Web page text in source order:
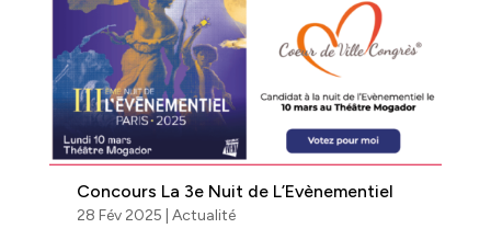
Concours La 3e Nuit de L’Evènementiel
28 Fév 2025 Actualité